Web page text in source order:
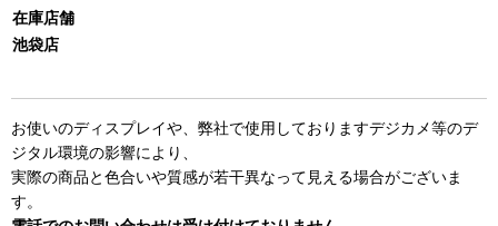
在庫店舗
池袋店
お使いのディスプレイや、弊社で使用しておりますデジカメ等のデ
ジタル環境の影響により、
実際の商品と色合いや質感が若干異なって見える場合がございま
す。